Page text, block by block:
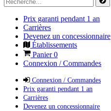
Prix garanti pendant 1 an
Carrières
Devenez un concessionnaire
Établissements
Panier0
Connexion / Commandes
Connexion / Commandes
Prix garanti pendant 1 an
Carrières
Devenez un concessionnaire